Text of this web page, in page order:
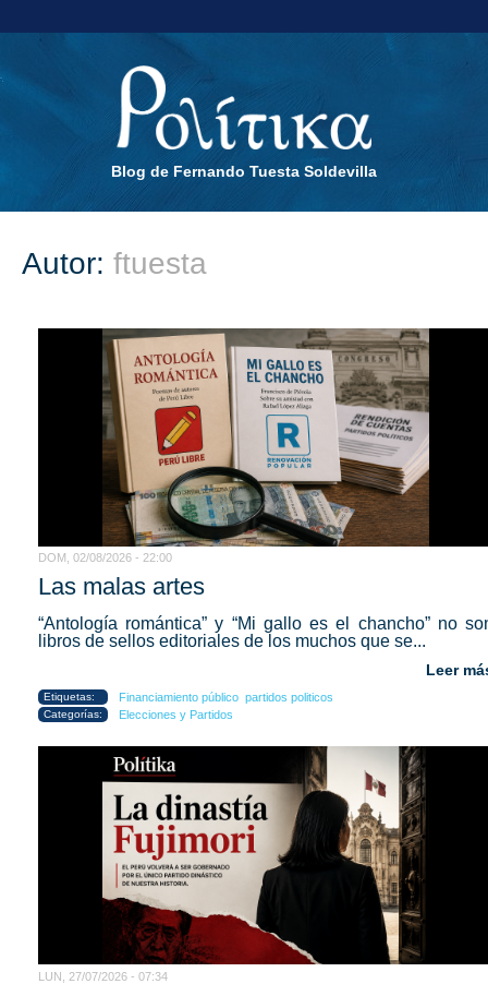
Blog de Fernando Tuesta Soldevilla
Autor: ftuesta
DOM, 02/08/2026 - 22:00
Las malas artes
“Antología romántica” y “Mi gallo es el chancho” no
libros de sellos editoriales de los muchos que se...
Leer
Etiquetas: Financiamiento público partidos politicos
Categorías: Elecciones y Partidos
LUN, 27/07/2026 - 07:34